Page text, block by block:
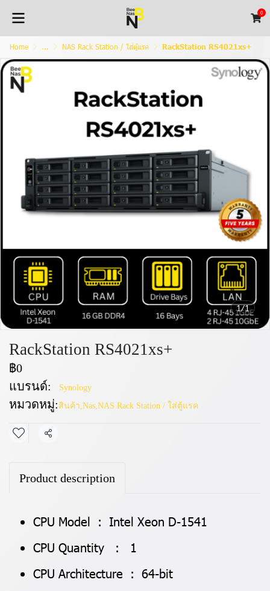
0
Home ... NAS Rack Station / ใส่ตู้แรค RackStation RS4021xs+
1/1
RackStation RS4021xs+
฿0
แบรนด์:
Synology
หมวดหมู่: สินค้า,Nas,NAS Rack Station / ใส่ตู้แรค
แชร์
Product description
CPU Model : Intel Xeon D-1541
CPU Quantity : 1
CPU Architecture : 64-bit